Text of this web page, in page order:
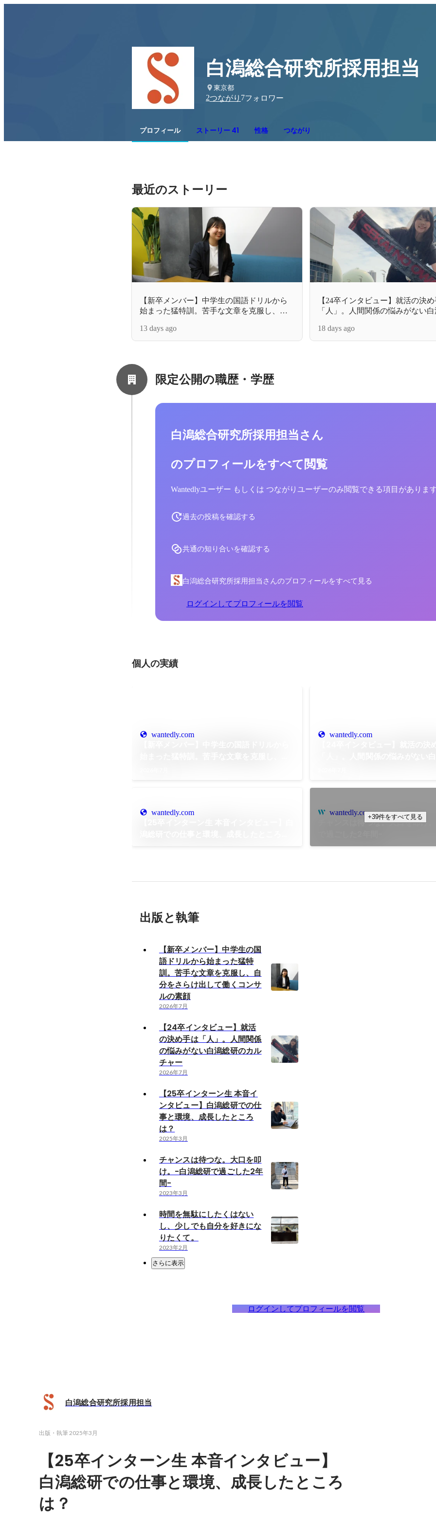
白潟総合研究所採用担当
東京都
2つながり 7フォロワー
プロフィール ストーリー 41 性格 つながり
最近のストーリー
【新卒メンバー】中学生の国語ドリルから
始まった猛特訓。苦手な文章を克服し、自
13 days ago
【24卒インタビュー】就活の決
「人」。人間関係の悩みがない
18 days ago
限定公開の職歴・学歴
白潟総合研究所採用担当さん
のプロフィールをすべて閲覧
Wantedlyユーザー もしくは つながりユーザーのみ閲覧できる項目がありま
過去の投稿を確認する
共通の知り合いを確認する
白潟総合研究所採用担当さんのプロフィールをすべて見る
ログインしてプロフィールを閲覧
個人の実績
wantedly.com wantedly.com
wantedly.com wantedly.com
チャンスは待つな。大口を叩け
+39件をすべて見る
出版と執筆
【新卒メンバー】中学生の国
語ドリルから始まった猛特
訓。苦手な文章を克服し、自
分をさらけ出して働くコンサ
ルの素顔
2026年7月
【24卒インタビュー】就活
の決め手は「人」。人間関係
の悩みがない白潟総研のカル
チャー
2026年7月
【25卒インターン生 本音イ
ンタビュー】白潟総研での仕
事と環境、成長したところ
は？
2025年3月
チャンスは待つな。大口を叩
け。-白潟総研で過ごした2年
間-
2023年3月
時間を無駄にしたくはない
し、少しでも自分を好きにな
りたくて。
2023年2月
さらに表示
ログインしてプロフィールを閲覧
白潟総合研究所採用担当
出版・執筆2025年3月
【25卒インターン生 本音インタビュー】
白潟総研での仕事と環境、成長したところ
は？